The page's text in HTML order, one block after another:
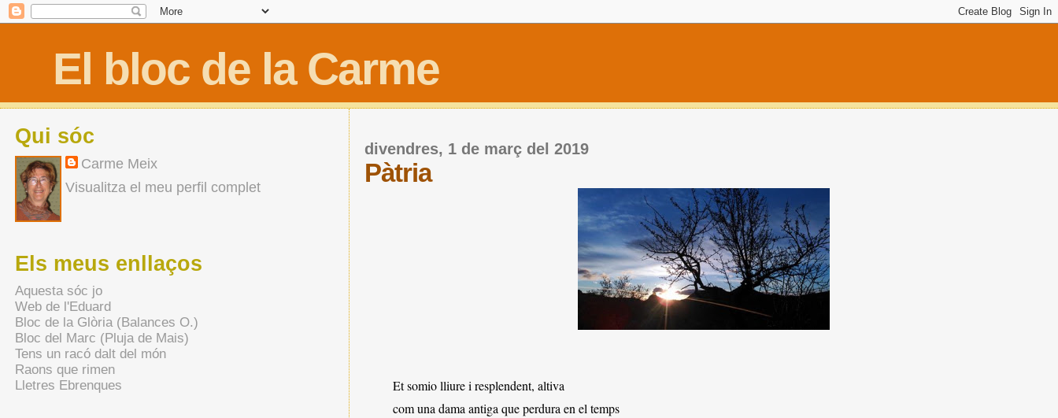
El bloc de la Carme
divendres, 1 de març del 2019
Pàtria
Et somio lliure i resplendent, altiva
com una dama antiga que perdura en el temps
Qui sóc
Carme Meix
Visualitza el meu perfil complet
Els meus enllaços
Aquesta sóc jo
Web de l'Eduard
Bloc de la Glòria (Balances O.)
Bloc del Marc (Pluja de Mais)
Tens un racó dalt del món
Raons que rimen
Lletres Ebrenques